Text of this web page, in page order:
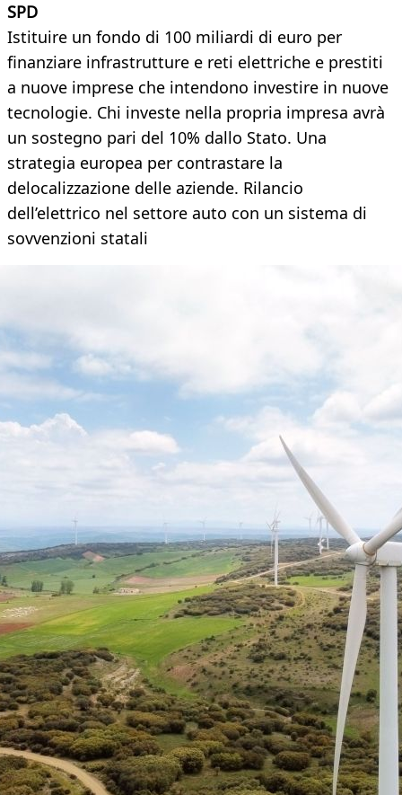
SPD
Istituire un fondo di 100 miliardi di euro per
finanziare infrastrutture e reti elettriche e prestiti
a nuove imprese che intendono investire in nuove
tecnologie. Chi investe nella propria impresa avrà
un sostegno pari del 10% dallo Stato. Una
strategia europea per contrastare la
delocalizzazione delle aziende. Rilancio
dell’elettrico nel settore auto con un sistema di
sovvenzioni statali